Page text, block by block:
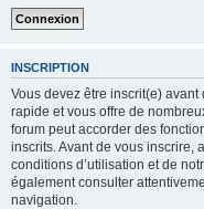
INSCRIPTION
Vous devez être inscrit(e) avant
rapide et vous offre de
forum peut accorder des
inscrits. Avant de vous inscrire,
conditions d’utilisation et de
également consulter
navigation.